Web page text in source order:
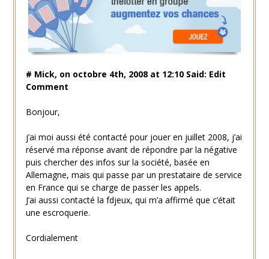
# Mick, on octobre 4th, 2008 at 12:10 Said: Edit
Comment
Bonjour,
j’ai moi aussi été contacté pour jouer en juillet 2008, j’ai
réservé ma réponse avant de répondre par la négative
puis chercher des infos sur la société, basée en
Allemagne, mais qui passe par un prestataire de service
en France qui se charge de passer les appels.
J’ai aussi contacté la fdjeux, qui m’a affirmé que c’était
une escroquerie.
Cordialement